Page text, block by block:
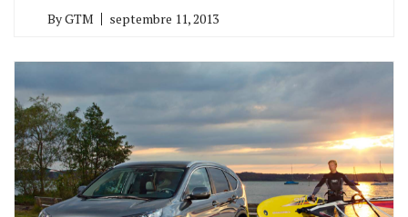
ByGTM septembre 11, 2013